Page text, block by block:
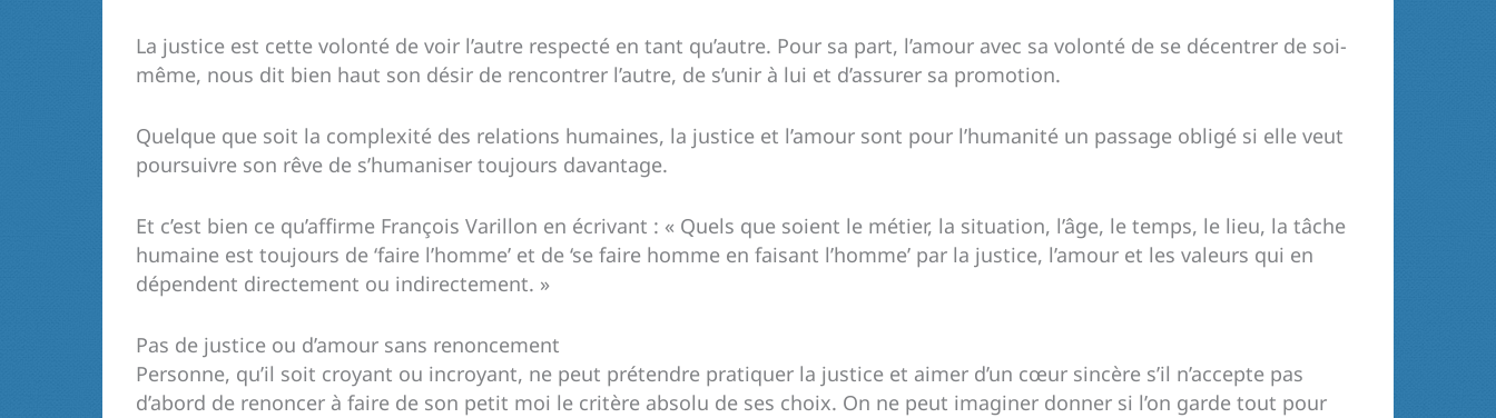
La justice est cette volonté de voir l’autre respecté en tant qu’autre. Pour sa part, l’amour avec sa volonté de se décentrer de soi-
même, nous dit bien haut son désir de rencontrer l’autre, de s’unir à lui et d’assurer sa promotion.
Quelque que soit la complexité des relations humaines, la justice et l’amour sont pour l’humanité un passage obligé si elle veut
poursuivre son rêve de s’humaniser toujours davantage.
Et c’est bien ce qu’affirme François Varillon en écrivant : « Quels que soient le métier, la situation, l’âge, le temps, le lieu, la tâche
humaine est toujours de ‘faire l’homme’ et de ‘se faire homme en faisant l’homme’ par la justice, l’amour et les valeurs qui en
dépendent directement ou indirectement. »
Pas de justice ou d’amour sans renoncement
Personne, qu’il soit croyant ou incroyant, ne peut prétendre pratiquer la justice et aimer d’un cœur sincère s’il n’accepte pas
d’abord de renoncer à faire de son petit moi le critère absolu de ses choix. On ne peut imaginer donner si l’on garde tout pour